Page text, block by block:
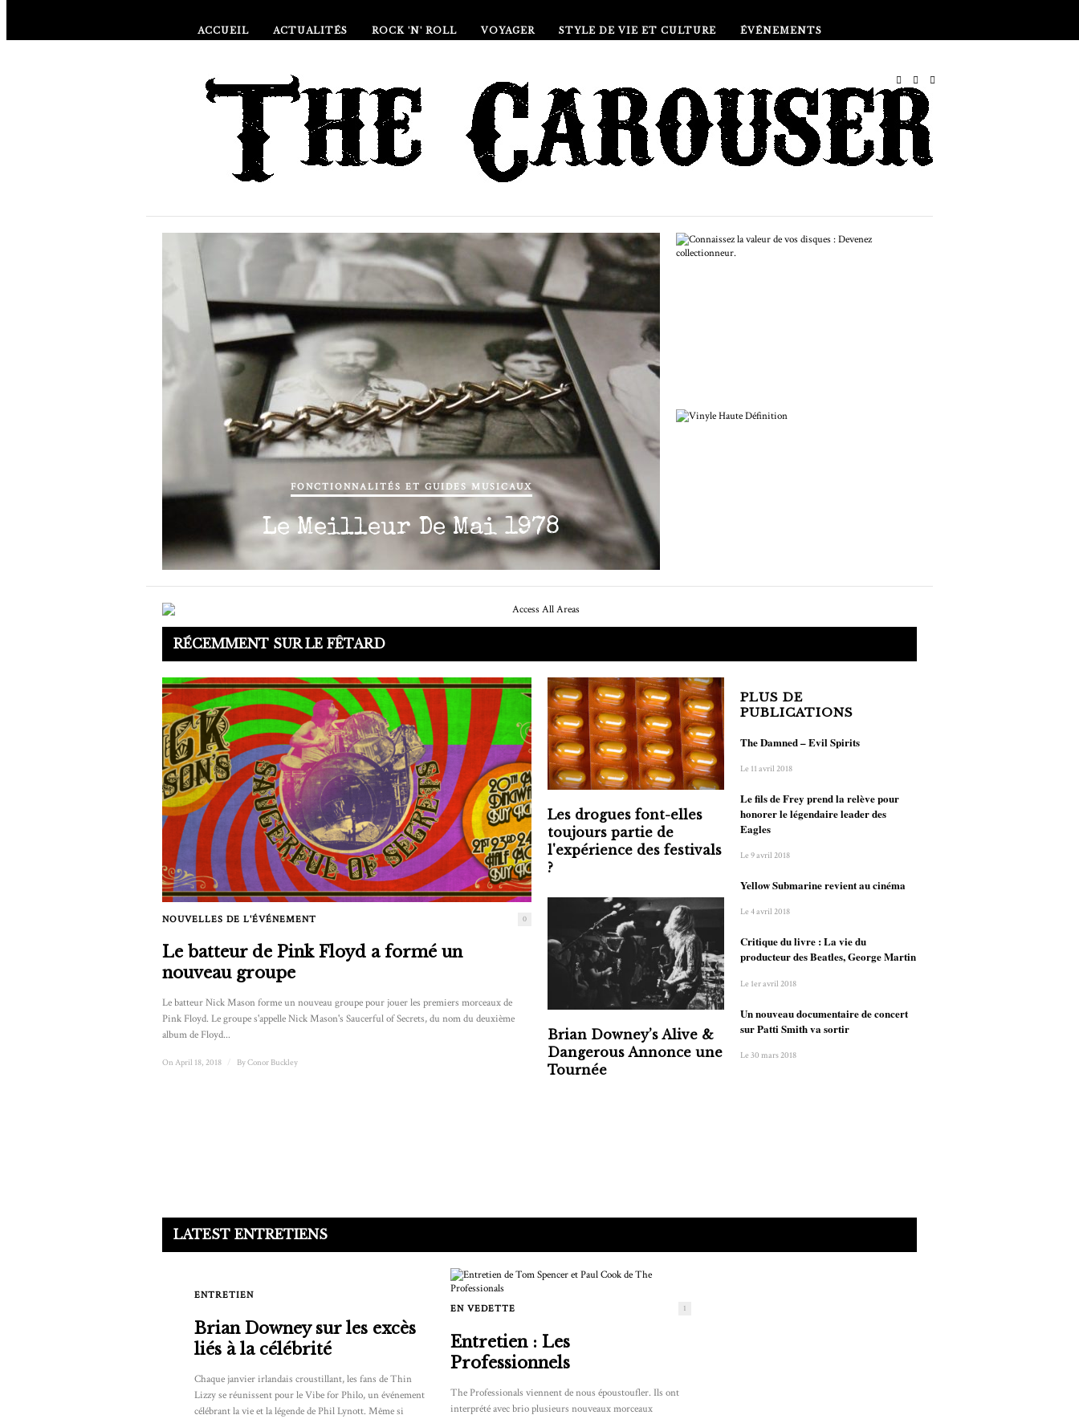
ACCUEIL ACTUALITÉS ROCK 'N' ROLL VOYAGER STYLE DE VIE ET CULTURE ÉVÉNEMENTS
FONCTIONNALITÉS ET GUIDES MUSICAUX
Le Meilleur De Mai 1978
RÉCEMMENT SUR LE FÊTARD
NOUVELLES DE L'ÉVÉNEMENT 0
Le batteur de Pink Floyd a formé un
nouveau groupe
Le batteur Nick Mason forme un nouveau groupe pour jouer les premiers morceaux de
Pink Floyd. Le groupe s'appelle Nick Mason's Saucerful of Secrets, du nom du deuxième
album de Floyd...
On April 18, 2018 ByConor Buckley
Les drogues font-elles
toujours partie de
l'expérience des festivals
?
Brian Downey’s Alive &
Dangerous Annonce une
Tournée
PLUS DE
PUBLICATIONS
The Damned – Evil Spirits
Le 11 avril 2018
Le fils de Frey prend la relève pour
honorer le légendaire leader des
Eagles
Le 9 avril 2018
Yellow Submarine revient au cinéma
Le 4 avril 2018
Critique du livre : La vie du
producteur des Beatles, George Martin
Le 1er avril 2018
Un nouveau documentaire de concert
sur Patti Smith va sortir
Le 30 mars 2018
LATEST ENTRETIENS
ENTRETIEN
Brian Downey sur les excès
liés à la célébrité
Chaque janvier irlandais croustillant, les fans de Thin
Lizzy se réunissent pour le Vibe for Philo, un événement
célébrant la vie et la légende de Phil Lynott. Même si
EN VEDETTE 1
Entretien : Les
Professionnels
The Professionals viennent de nous époustoufler. Ils ont
interprété avec brio plusieurs nouveaux morceaux